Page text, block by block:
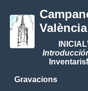
València
INICIAL
Inventaris
Gravacions